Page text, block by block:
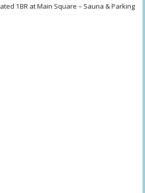
1BR at Main Square – Sauna & Parking